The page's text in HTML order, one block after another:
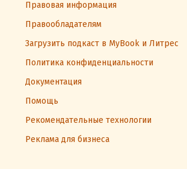
Правовая информация
Правообладателям
Загрузить подкаст в MyBook и Литрес
Политика конфиденциальности
Документация
Помощь
Рекомендательные технологии
Реклама для бизнеса